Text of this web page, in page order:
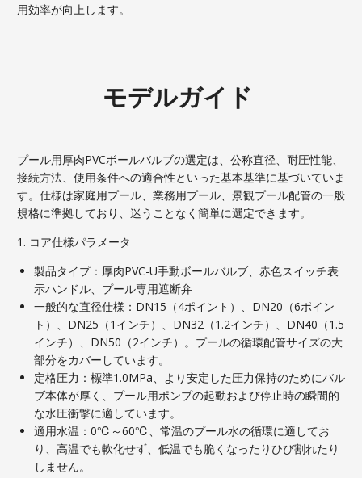
用効率が向上します。
モデルガイド
プール用厚肉PVCボールバルブの選定は、公称直径、耐圧性能、
接続方法、使用条件への適合性といった基本基準に基づいていま
す。仕様は家庭用プール、業務用プール、景観プール配管の一般
規格に準拠しており、迷うことなく簡単に選定できます。
1. コア仕様パラメータ
製品タイプ：厚肉PVC-U手動ボールバルブ、赤色スイッチ表
示ハンドル、プール専用遮断弁
一般的な直径仕様：DN15（4ポイント）、DN20（6ポイン
ト）、DN25（1インチ）、DN32（1.2インチ）、DN40（1.5
インチ）、DN50（2インチ）。プールの循環配管サイズの大
部分をカバーしています。
定格圧力：標準1.0MPa、より安定した圧力保持のためにバル
ブ本体が厚く、プール用ポンプの起動および停止時の瞬間的
な水圧衝撃に適しています。
適用水温：0℃～60℃、常温のプール水の循環に適してお
り、高温でも軟化せず、低温でも脆くなったりひび割れたり
しません。